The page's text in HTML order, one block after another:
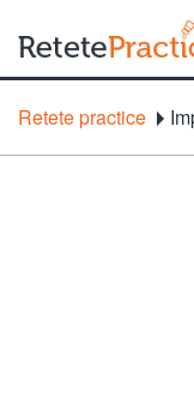
Retete practice